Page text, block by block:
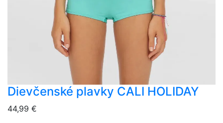
overlay bg
Dievčenské plavky CALI HOLIDAY
44,99 €